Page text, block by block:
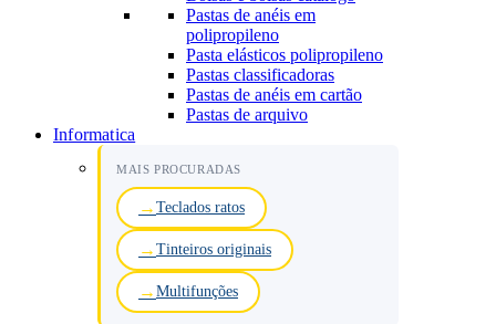
Pastas de anéis em
polipropileno
Pasta elásticos polipropileno
Pastas classificadoras
Pastas de anéis em cartão
Pastas de arquivo
Informatica
MAIS PROCURADAS
Teclados ratos
Tinteiros originais
Multifunções